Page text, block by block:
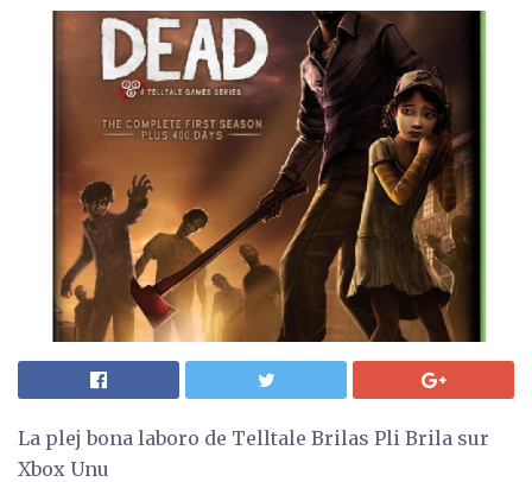
La plej bona laboro de Telltale Brilas Pli Brila sur
Xbox Unu